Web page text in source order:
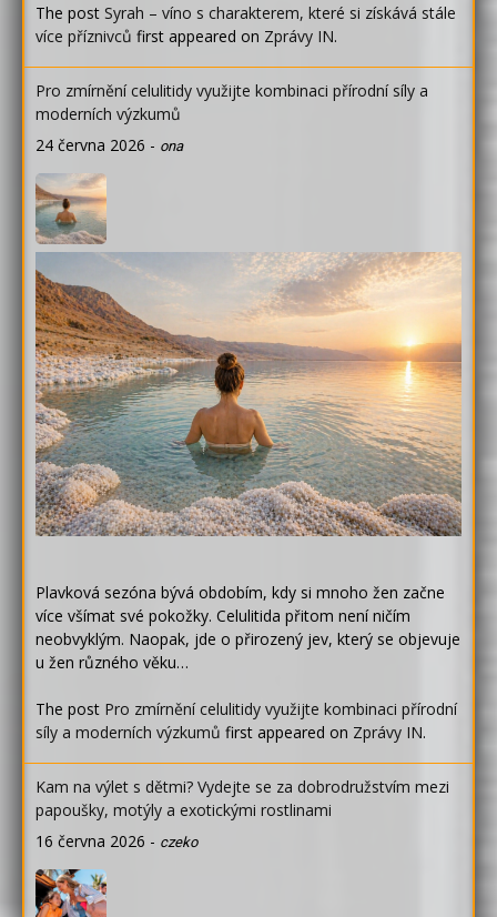
The post Syrah – víno s charakterem, které si získává stále
více příznivců first appeared on Zprávy IN.
Pro zmírnění celulitidy využijte kombinaci přírodní síly a
moderních výzkumů
24 června 2026 - ona
Plavková sezóna bývá obdobím, kdy si mnoho žen začne
více všímat své pokožky. Celulitida přitom není ničím
neobvyklým. Naopak, jde o přirozený jev, který se objevuje
u žen různého věku…
The post Pro zmírnění celulitidy využijte kombinaci přírodní
síly a moderních výzkumů first appeared on Zprávy IN.
Kam na výlet s dětmi? Vydejte se za dobrodružstvím mezi
papoušky, motýly a exotickými rostlinami
16 června 2026 - czeko